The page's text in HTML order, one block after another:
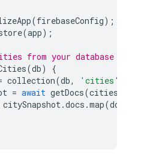
(firebaseConfig);
(app);
from your database
(db)
{
collection(db, 'cities'
= await getDocs(citiesCol
citySnapshot.docs .map(doc